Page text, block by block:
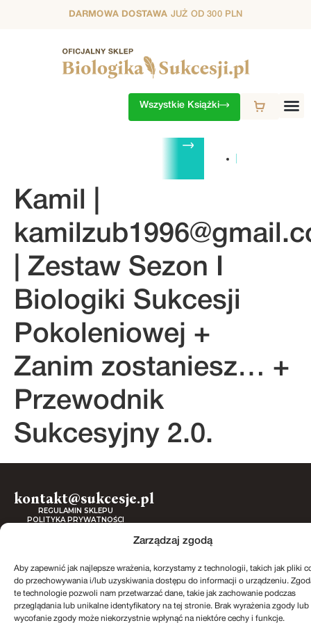
Zarządzaj zgodą
Aby zapewnić jak najlepsze wrażenia, korzystamy z technologii, takich jak pliki
do przechowywania i/lub uzyskiwania dostępu do informacji o urządzeniu.
te technologie pozwoli nam przetwarzać dane, takie jak zachowanie podczas
przeglądania lub unikalne identyfikatory na tej stronie. Brak wyrażenia zgody lub
wycofanie zgody może niekorzystnie wpłynąć na niektóre cechy i funkcje.
DARMOWA DOSTAWA JUŻ OD 300 PLN
Wszystkie Książki
4. SEZON
Kamil |
| Zestaw Sezon I
Biologiki Sukcesji
Pokoleniowej +
Zanim zostaniesz… +
Przewodnik
Sukcesyjny 2.0.
kontakt@sukcesje.pl
REGULAMIN SKLEPU
POLITYKA PRYWATNOŚCI
POLITYKA PLIKÓW COOKIES (EU)
Realizacja: Kreatywnybrand.pl